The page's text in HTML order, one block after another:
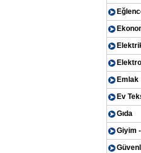
Emlak
Ev
Gıda
Giyim